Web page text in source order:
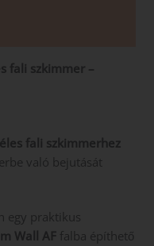
fali szkimmer –
fali szkimmerhez
való bejutását
egy praktikus
Wall AF falba építhető